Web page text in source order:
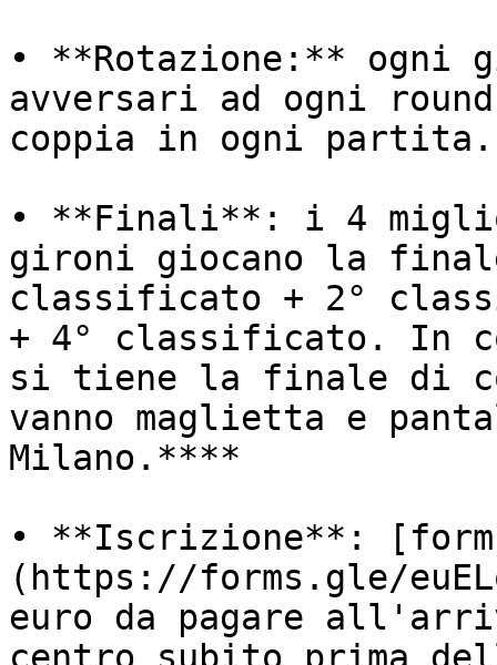
• **Rotazione:** ogni
avversari ad ogni
coppia in ogni partita.
• **Finali**: i 4
gironi giocano la
classificato + 2°
+ 4° classificato. In
si tiene la finale di
vanno maglietta e
Milano.****
• **Iscrizione**:
(https://forms.gle/
euro da pagare